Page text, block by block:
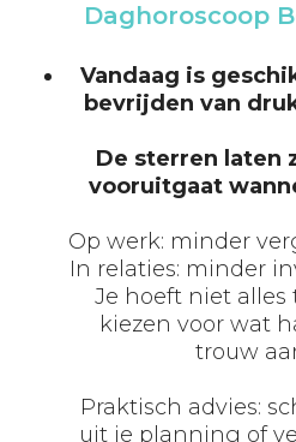
Daghoroscoop
Vandaag is
bevrijden van
De sterren laten
vooruitgaat
Op werk: minder
In relaties: minder
Je hoeft niet alles
kiezen voor wat
trouw
Praktisch advies:
uit je planning of